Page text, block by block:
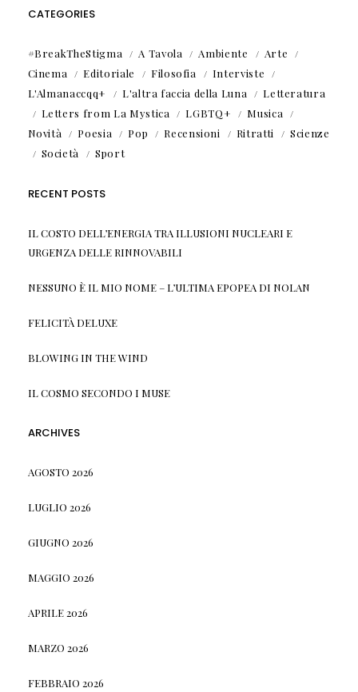
CATEGORIES
#BreakTheStigma A Tavola Ambiente
Arte
Cinema
Editoriale Filosofia
Interviste
L'Almanaccqq+
L'altra faccia della Luna
Letteratura
Letters from La Mystica
LGBTQ+
Musica
Novità
Poesia Pop Recensioni Ritratti
Scienze
Società
Sport
RECENT POSTS
IL COSTO DELL’ENERGIA TRA ILLUSIONI NUCLEARI E
URGENZA DELLE RINNOVABILI
NESSUNO È IL MIO NOME – L’ULTIMA EPOPEA DI NOLAN
FELICITÀ DELUXE
BLOWING IN THE WIND
IL COSMO SECONDO I MUSE
ARCHIVES
AGOSTO 2026
LUGLIO 2026
GIUGNO 2026
MAGGIO 2026
APRILE 2026
MARZO 2026
FEBBRAIO 2026